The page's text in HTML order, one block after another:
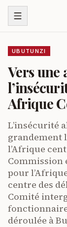
Ja ku biri muri
UBUTUNZI
Vers une
Afrique
L’insécurité
grandement
l’Afrique
Commission
pour
centre des
Comité
déroulée à